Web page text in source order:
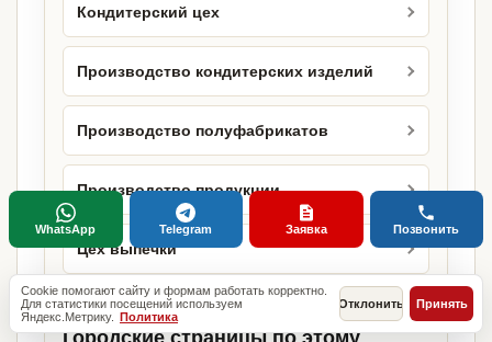
Кондитерский цех
Производство кондитерских изделий
Производство полуфабрикатов
Производство продукции
Цех выпечки
Cookie помогают сайту и формам работать корректно.
Для статистики посещений используем
Яндекс.Метрику. Политика
Отклонить Принять
WhatsApp Telegram Заявка Позвонить